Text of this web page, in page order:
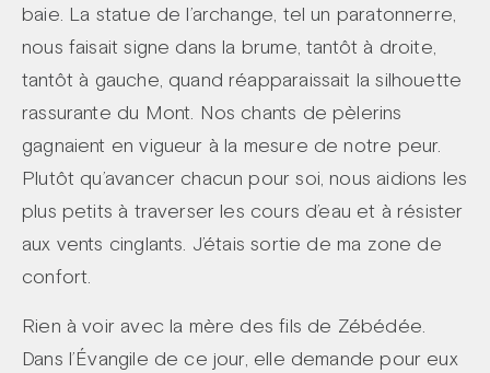
baie. La statue de l’archange, tel un paratonnerre,
nous faisait signe dans la brume, tantôt à droite,
tantôt à gauche, quand réapparaissait la silhouette
rassurante du Mont. Nos chants de pèlerins
gagnaient en vigueur à la mesure de notre peur.
Plutôt qu’avancer chacun pour soi, nous aidions les
plus petits à traverser les cours d’eau et à résister
aux vents cinglants. J’étais sortie de ma zone de
confort.
Rien à voir avec la mère des fils de Zébédée.
Dans l’Évangile de ce jour, elle demande pour eux